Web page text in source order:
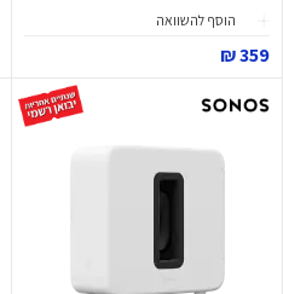
הוסף להשוואה
359 ₪